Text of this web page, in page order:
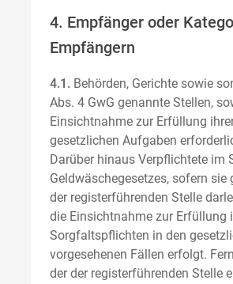
4. Empfänger oder
Empfängern
4.1. Behörden, Gerichte sowie
Abs. 4 GwG genannte Stellen,
Einsichtnahme zur Erfüllung
gesetzlichen Aufgaben
Darüber hinaus Verpflichtete im
Geldwäschegesetzes, sofern sie
der registerführenden Stelle
die Einsichtnahme zur Erfüllung
Sorgfaltspflichten in den
vorgesehenen Fällen erfolgt.
der der registerführenden Stelle